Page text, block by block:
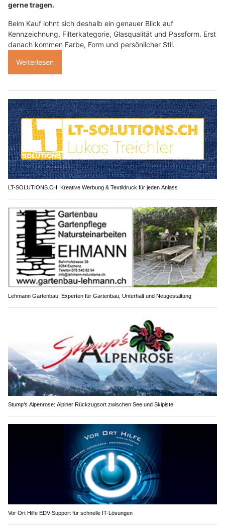
gerne tragen.
Beim Kauf lohnt sich deshalb ein genauer Blick auf
Kennzeichnung, Filterkategorie, Glasqualität und Passform. Erst
danach kommen Farbe, Form und persönlicher Stil.
Weiterlesen
LT-SOLUTIONS.CH: Kreative Werbung & Textildruck für jeden Anlass
Lehmann Gartenbau: Experten für Gartenbau, Unterhalt und Neugestaltung
Stump’s Alpenrose: Alpiner Rückzugsort zwischen See und Skipiste
Vor Ort Hilfe EDV-Support für schnelle IT-Lösungen